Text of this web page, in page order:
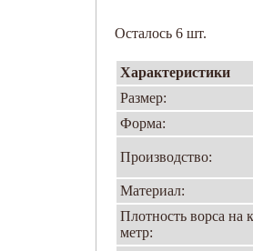
Осталось 6 шт.
Характеристики
Размер:
Форма:
Производство:
Материал:
Плотность ворса на
метр: